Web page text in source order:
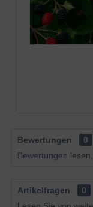
Bewertungen
0
Bewertungen
Artikelfragen
0